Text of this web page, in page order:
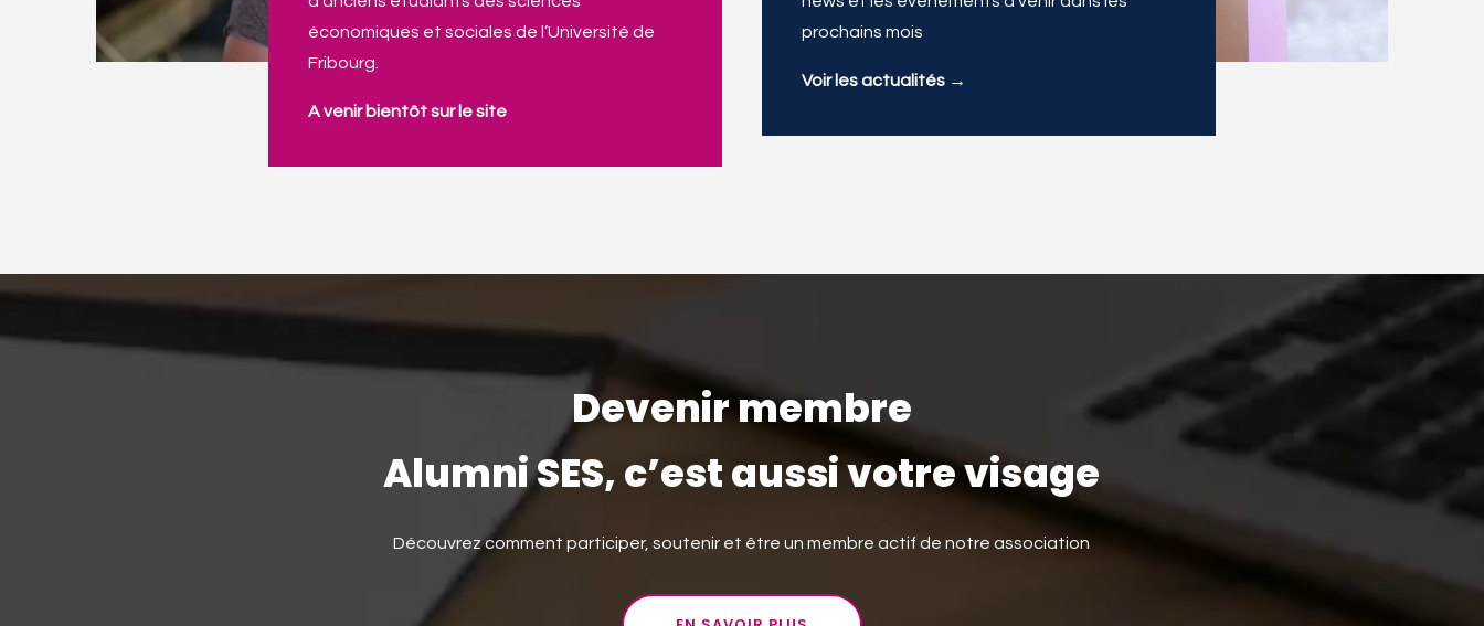
économiques et sociales de l’Université de
Fribourg.
A venir bientôt sur le site
prochains mois
Voir les actualités →
Devenir membre
Alumni SES, c’est aussi votre visage
Découvrez comment participer, soutenir et être un membre actif de notre association